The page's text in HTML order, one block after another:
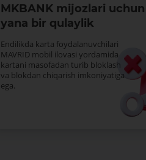
MKBANK mijozlari uchun
yana bir qulaylik
Endilikda karta foydalanuvchilari
MAVRID mobil ilovasi yordamida
kartani masofadan turib bloklash
va blokdan chiqarish imkoniyatiga
ega.